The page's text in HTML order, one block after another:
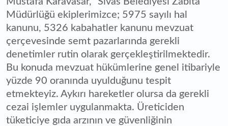
Müdürlüğü ekiplerimizce; 5975 sayılı hal
kanunu, 5326 kabahatler kanunu mevzuat
çerçevesinde semt pazarlarında gerekli
denetimler rutin olarak gerçekleştirilmektedir.
Bu konuda mevzuat hükümlerine genel itibariyle
yüzde 90 oranında uyulduğunu tespit
etmekteyiz. Aykırı hareketler olursa da gerekli
cezai işlemler uygulanmakta. Üreticiden
tüketiciye gıda arzının ve güvenliğinin